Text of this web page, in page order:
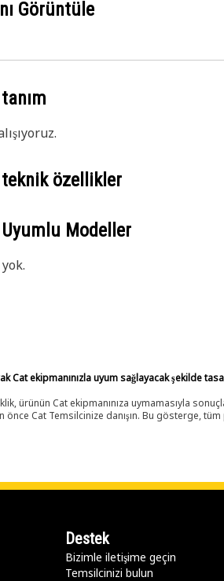
Görüntüle
özellikler
Modeller
ekipmanınızla uyum sağlayacak şekilde
ürünün Cat ekipmanınıza uymamasıyla
Cat Temsilcinize danışın. Bu gösterge,
Destek
Bizimle iletişime geçin
Temsilcinizi bulun